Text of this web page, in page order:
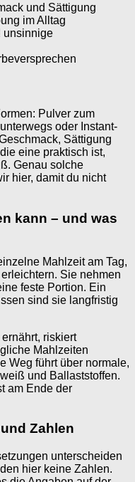
und Sättigung
im Alltag
unsinnige
Pulver zum
oder Instant-
Sättigung
eine praktisch ist,
Genau solche
hier, damit du nicht
kann – und was
Mahlzeit am Tag,
Sie nehmen
feste Portion. Ein
sind sie langfristig
riskiert
Mahlzeiten
Weg führt über normale,
und Ballaststoffen.
am Ende der
Zahlen
unterscheiden
hier keine Zahlen.